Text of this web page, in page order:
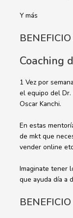
Y más
BENEFICIO
Coaching
1 Vez por
el equipo del
Oscar Kanchi.
En estas
de mkt que
vender online
Imaginate tener
que ayuda día a